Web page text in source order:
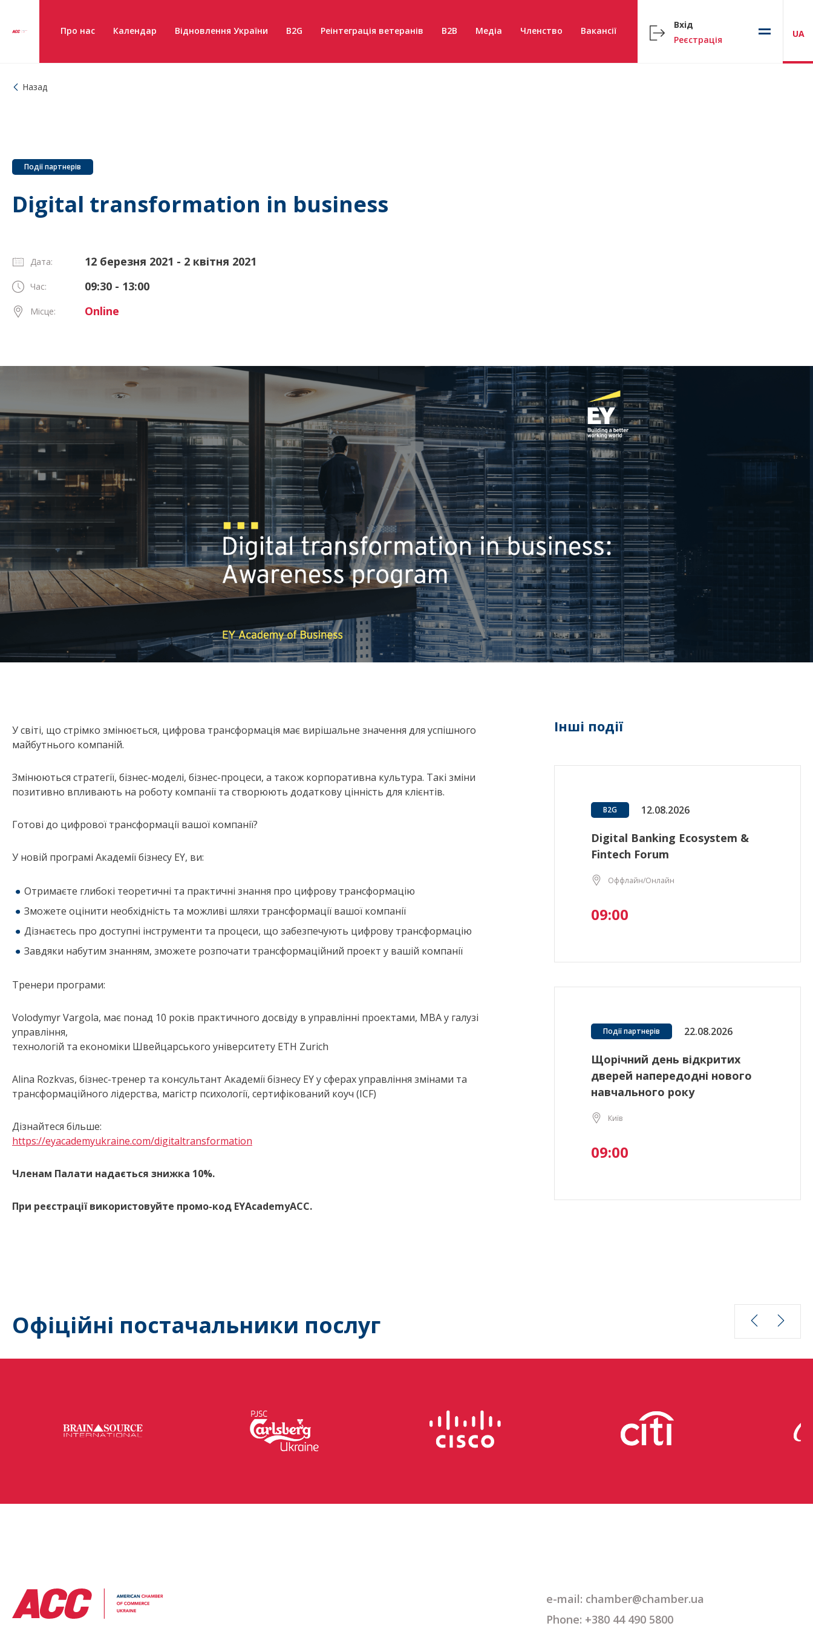
Про нас Календар Відновлення України B2G Реінтеграція ветеранів B2B Медіа Членство Вакансії
Вхід
Реєстрація
UA
Назад
Події партнерів
Digital transformation in business
Дата: 12 березня 2021 - 2 квітня 2021
Час: 09:30 - 13:00
Місце: Online
У світі, що стрімко змінюється, цифрова трансформація має вирішальне значення для успішного
майбутнього компаній.
Змінюються стратегії, бізнес-моделі, бізнес-процеси, а також корпоративна культура. Такі зміни
позитивно впливають на роботу компанії та створюють додаткову цінність для клієнтів.
Готові до цифрової трансформації вашої компанії?
У новій програмі Академії бізнесу EY, ви:
Отримаєте глибокі теоретичні та практичні знання про цифрову трансформацію
Зможете оцінити необхідність та можливі шляхи трансформації вашої компанії
Дізнаєтесь про доступні інструменти та процеси, що забезпечують цифрову трансформацію
Завдяки набутим знанням, зможете розпочати трансформаційний проект у вашій компанії
Тренери програми:
Volodymyr Vargola, має понад 10 років практичного досвіду в управлінні проектами, MBA у галузі
управління,
технологій та економіки Швейцарського університету ETH Zurich
Alina Rozkvas, бізнес-тренер та консультант Академії бізнесу EY у сферах управління змінами та
трансформаційного лідерства, магістр психології, сертифікований коуч (ICF)
Дізнайтеся більше:
https://eyacademyukraine.com/digitaltransformation
Членам Палати надається знижка 10%.
При реєстрації використовуйте промо-код EYAcademyACC.
Інші події
B2G 12.08.2026
Digital Banking Ecosystem &
Fintech Forum
Оффлайн/Онлайн
09:00
Події партнерів 22.08.2026
Щорічний день відкритих
дверей напередодні нового
навчального року
Київ
09:00
Офіційні постачальники послуг
e-mail: chamber@chamber.ua
Phone: +380 44 490 5800